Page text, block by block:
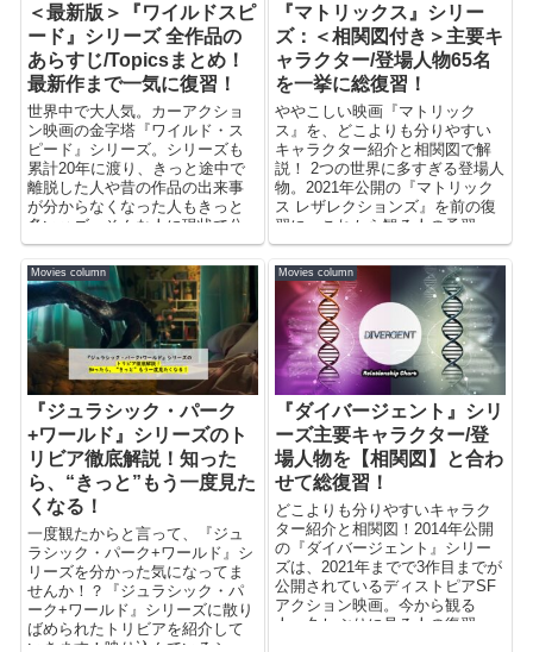
＜最新版＞『ワイルドスピ
ード』シリーズ 全作品の
あらすじ/Topicsまとめ！
最新作まで一気に復習！
世界中で大人気。カーアクショ
ン映画の金字塔『ワイルド・ス
ピード』シリーズ。シリーズも
累計20年に渡り、きっと途中で
離脱した人や昔の作品の出来事
が分からなくなった人もきっと
多いハズ。そんな人に現状で公
開済み/公開予定の『ワイルド・
スピード』シリーズ：全9作の簡
単なあらすじと、主なトピック
スをご紹介！
『マトリックス』シリー
ズ：＜相関図付き＞主要キ
ャラクター/登場人物65名
を一挙に総復習！
ややこしい映画『マトリック
ス』を、どこよりも分りやすい
キャラクター紹介と相関図で解
説！ 2つの世界に多すぎる登場人
物。2021年公開の『マトリック
ス レザレクションズ』を前の復
習に。これから観る人の予習
に。相関図や主要キャラクター/
登場人物一覧を含め是非ご活用
下さい！
Movies column
『ジュラシック・パーク
+ワールド』シリーズのト
リビア徹底解説！知った
ら、“きっと”もう一度見た
くなる！
一度観たからと言って、『ジュ
ラシック・パーク+ワールド』シ
リーズを分かった気になってま
せんか！？『ジュラシック・パ
ーク+ワールド』シリーズに散り
ばめられたトリビアを紹介して
いきます！映り込んでいるシー
Movies column
『ダイバージェント』シリ
ーズ主要キャラクター/登
場人物を【相関図】と合わ
せて総復習！
どこよりも分りやすいキャラク
ター紹介と相関図！2014年公開
の『ダイバージェント』シリー
ズは、2021年までで3作目までが
公開されているディストピアSF
アクション映画。今から観る
人。久しぶりに見る人の復習